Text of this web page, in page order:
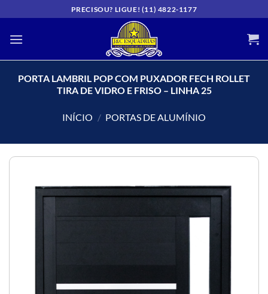
to
content
PRECISOU? LIGUE! (11) 4822-1177
PORTA LAMBRIL POP COM PUXADOR FECH ROLLET
TIRA DE VIDRO E FRISO – LINHA 25
INÍCIO / PORTAS DE ALUMÍNIO